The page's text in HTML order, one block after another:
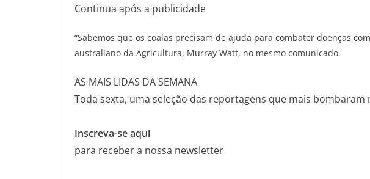
Continua após a publicidade
“Sabemos que os coalas precisam de ajuda para combater doenças
australiano da Agricultura, Murray Watt, no mesmo comunicado.
AS MAIS LIDAS DA SEMANA
Toda sexta, uma seleção das reportagens que mais bombaram
Inscreva-se aqui
para receber a nossa newsletter